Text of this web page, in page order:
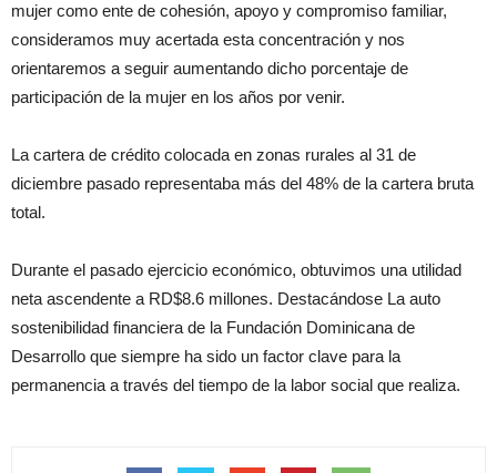
mujer como ente de cohesión, apoyo y compromiso familiar,
consideramos muy acertada esta concentración y nos
orientaremos a seguir aumentando dicho porcentaje de
participación de la mujer en los años por venir.
La cartera de crédito colocada en zonas rurales al 31 de
diciembre pasado representaba más del 48% de la cartera bruta
total.
Durante el pasado ejercicio económico, obtuvimos una utilidad
neta ascendente a RD$8.6 millones. Destacándose La auto
sostenibilidad financiera de la Fundación Dominicana de
Desarrollo que siempre ha sido un factor clave para la
permanencia a través del tiempo de la labor social que realiza.